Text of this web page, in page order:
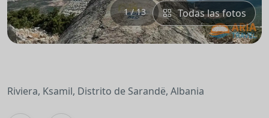
1 / 13 Todas las fotos
Riviera, Ksamil, Distrito de Sarandë, Albania